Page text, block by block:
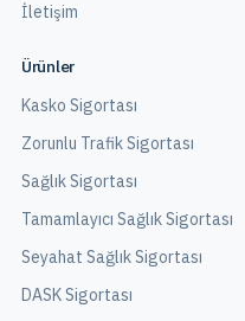
İletişim
Ürünler
Kasko Sigortası
Zorunlu Trafik Sigortası
Sağlık Sigortası
Tamamlayıcı Sağlık Sigortası
Seyahat Sağlık Sigortası
DASK Sigortası